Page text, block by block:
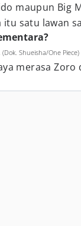
maupun Big
itu satu lawan
Shueisha/One Piece)
merasa Zoro